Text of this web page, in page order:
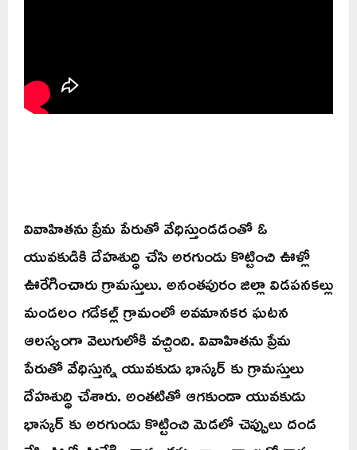
వివాహితను ప్రేమ పేరుతో వేధిస్తుండడంతో ఓ
యువకుడికి దేహశుద్ధి చేసి అరగుండు కొట్టించి ఊళ్లో
ఊరేగించారు గ్రామస్తులు. అనంతపురం జిల్లా విడపనకల్లు
మండలం గడేకల్ల్ గ్రామంలో అవమానకర ఘటన
ఆలస్యంగా వెలుగులోకి వచ్చింది. వివాహితను ప్రేమ
పేరుతో వేధిస్తున్న యువకుడు భాస్కర్ కు గ్రామస్తులు
దేహశుద్ధి చేశారు. అంతటితో ఆగకుండా యువకుడు
భాస్కర్ కు అరగుండు కొట్టించి మెడలో చెప్పులు దండ